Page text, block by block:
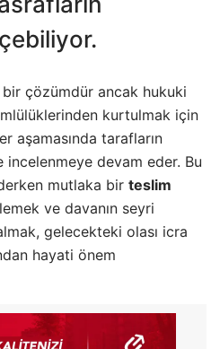
çözümdür ancak hukuki
kurtulmak için
aşamasında tarafların
incelenmeye devam eder. Bu
mutlaka bir teslim
ve davanın seyri
gelecekteki olası icra
hayati önem